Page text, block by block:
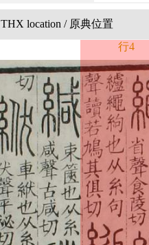
THX location / 原典位置
行4